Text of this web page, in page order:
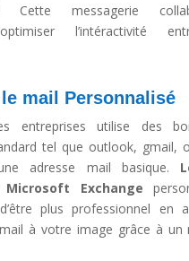
Cette messagerie
l’intéractivité
mail Personnalisé
entreprises utilise des
tel que outlook, gmail,
adresse mail basique.
Microsoft Exchange
plus professionnel en
à votre image grâce à un